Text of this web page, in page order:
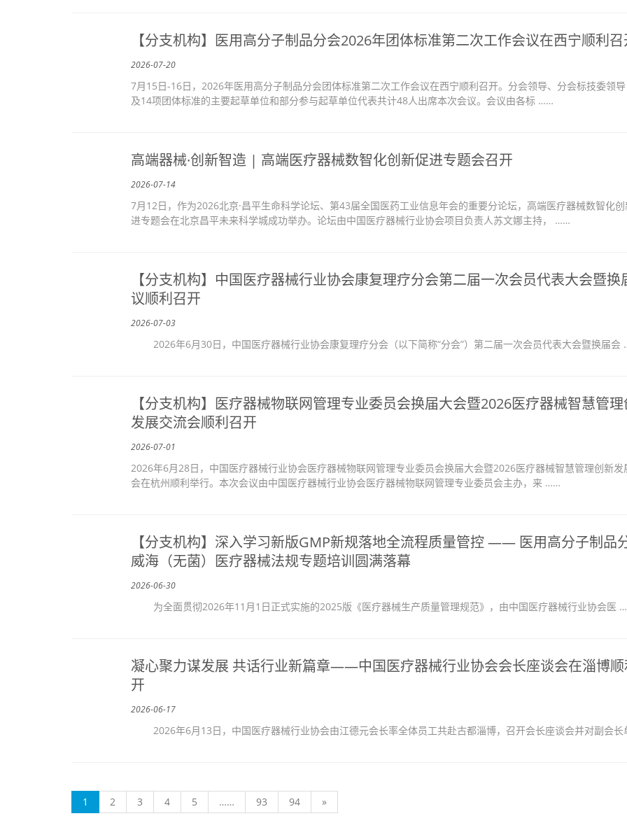
【分支机构】医用高分子制品分会2026年团体标准第二次工作会议在西宁顺利召
2026-07-20
7月15日-16日，2026年医用高分子制品分会团体标准第二次工作会议在西宁顺利召开。分会领导、分会标技委领
及14项团体标准的主要起草单位和部分参与起草单位代表共计48人出席本次会议。会议由各标 ……
高端器械·创新智造 | 高端医疗器械数智化创新促进专题会召开
2026-07-14
7月12日，作为2026北京·昌平生命科学论坛、第43届全国医药工业信息年会的重要分论坛，高端医疗器械数智化创
进专题会在北京昌平未来科学城成功举办。论坛由中国医疗器械行业协会项目负责人苏文娜主持， ……
【分支机构】中国医疗器械行业协会康复理疗分会第二届一次会员代表大会暨换
议顺利召开
2026-07-03
2026年6月30日，中国医疗器械行业协会康复理疗分会（以下简称“分会”）第二届一次会员代表大会暨换届会
【分支机构】医疗器械物联网管理专业委员会换届大会暨2026医疗器械智慧管
发展交流会顺利召开
2026-07-01
2026年6月28日，中国医疗器械行业协会医疗器械物联网管理专业委员会换届大会暨2026医疗器械智慧管理创新发
会在杭州顺利举行。本次会议由中国医疗器械行业协会医疗器械物联网管理专业委员会主办，来 ……
【分支机构】深入学习新版GMP新规落地全流程质量管控 —— 医用高分子制品
威海（无菌）医疗器械法规专题培训圆满落幕
2026-06-30
为全面贯彻2026年11月1日正式实施的2025版《医疗器械生产质量管理规范》，由中国医疗器械行业协会医
凝心聚力谋发展 共话行业新篇章——中国医疗器械行业协会会长座谈会在淄博顺
开
2026-06-17
2026年6月13日，中国医疗器械行业协会由江德元会长率全体员工共赴古都淄博，召开会长座谈会并对副会
1 (current)
2 3 4 5 …… 93 94 »